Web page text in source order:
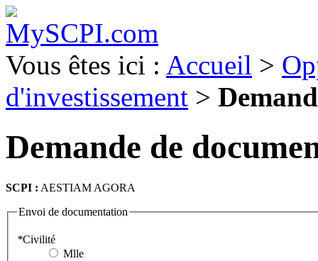
Vous êtes ici : Accueil >
d'investissement >
Demande de
SCPI : AESTIAM AGORA
Envoi de documentation
*Civilité
Mlle